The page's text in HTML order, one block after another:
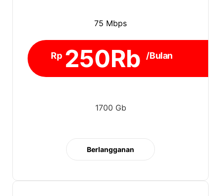
75 Mbps
Rp 250Rb /Bulan
1700 Gb
Berlangganan